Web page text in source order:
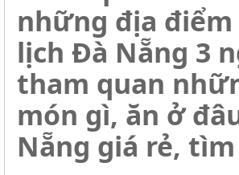
những địa
lịch Đà Nẵng 3
tham quan
món gì, ăn ở
Nẵng giá rẻ,